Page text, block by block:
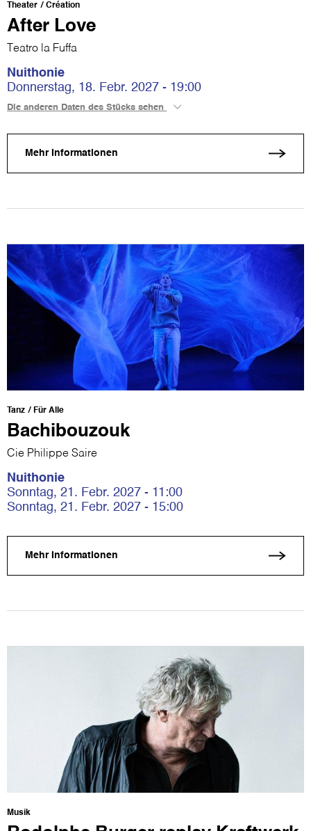
Theater Création
After Love
Teatro la Fuffa
Nuithonie
Donnerstag, 18. Febr. 2027 - 19:00
Die anderen Daten des Stücks sehen
Mehr Informationen
Tanz Für Alle
Bachibouzouk
Cie Philippe Saire
Nuithonie
Sonntag, 21. Febr. 2027 - 11:00
Sonntag, 21. Febr. 2027 - 15:00
Mehr Informationen
Musik